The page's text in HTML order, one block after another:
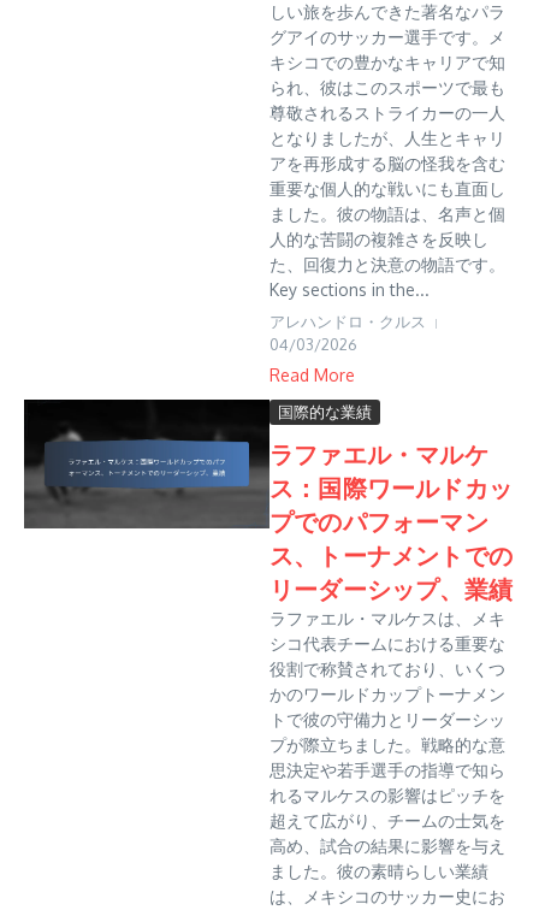
しい旅を歩んできた著名なパラ
グアイのサッカー選手です。メ
キシコでの豊かなキャリアで知
られ、彼はこのスポーツで最も
尊敬されるストライカーの一人
となりましたが、人生とキャリ
アを再形成する脳の怪我を含む
重要な個人的な戦いにも直面し
ました。彼の物語は、名声と個
人的な苦闘の複雑さを反映し
た、回復力と決意の物語です。
Key sections in the...
アレハンドロ・クルス
04/03/2026
Read More
国際的な業績
ラファエル・マルケ
ス：国際ワールドカッ
プでのパフォーマン
ス、トーナメントでの
リーダーシップ、業績
ラファエル・マルケスは、メキ
シコ代表チームにおける重要な
役割で称賛されており、いくつ
かのワールドカップトーナメン
トで彼の守備力とリーダーシッ
プが際立ちました。戦略的な意
思決定や若手選手の指導で知ら
れるマルケスの影響はピッチを
超えて広がり、チームの士気を
高め、試合の結果に影響を与え
ました。彼の素晴らしい業績
は、メキシコのサッカー史にお